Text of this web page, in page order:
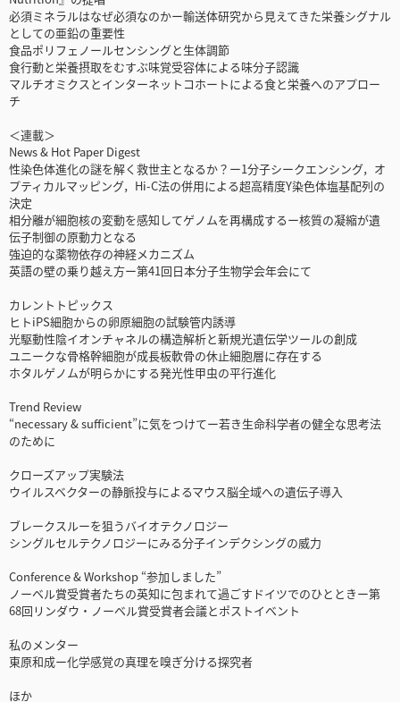
必須ミネラルはなぜ必須なのかー輸送体研究から見えてきた栄養シグナル
としての亜鉛の重要性
食品ポリフェノールセンシングと生体調節
食行動と栄養摂取をむすぶ味覚受容体による味分子認識
マルチオミクスとインターネットコホートによる食と栄養へのアプロー
チ
＜連載＞
News & Hot Paper Digest
性染色体進化の謎を解く救世主となるか？ー1分子シークエンシング，オ
プティカルマッピング，Hi-C法の併用による超高精度Y染色体塩基配列の
決定
相分離が細胞核の変動を感知してゲノムを再構成するー核質の凝縮が遺
伝子制御の原動力となる
強迫的な薬物依存の神経メカニズム
英語の壁の乗り越え方ー第41回日本分子生物学会年会にて
カレントトピックス
ヒトiPS細胞からの卵原細胞の試験管内誘導
光駆動性陰イオンチャネルの構造解析と新規光遺伝学ツールの創成
ユニークな骨格幹細胞が成長板軟骨の休止細胞層に存在する
ホタルゲノムが明らかにする発光性甲虫の平行進化
Trend Review
“necessary & sufficient”に気をつけてー若き生命科学者の健全な思考法
のために
クローズアップ実験法
ウイルスベクターの静脈投与によるマウス脳全域への遺伝子導入
ブレークスルーを狙うバイオテクノロジー
シングルセルテクノロジーにみる分子インデクシングの威力
Conference & Workshop “参加しました”
ノーベル賞受賞者たちの英知に包まれて過ごすドイツでのひとときー第
68回リンダウ・ノーベル賞受賞者会議とポストイベント
私のメンター
東原和成ー化学感覚の真理を嗅ぎ分ける探究者
ほか